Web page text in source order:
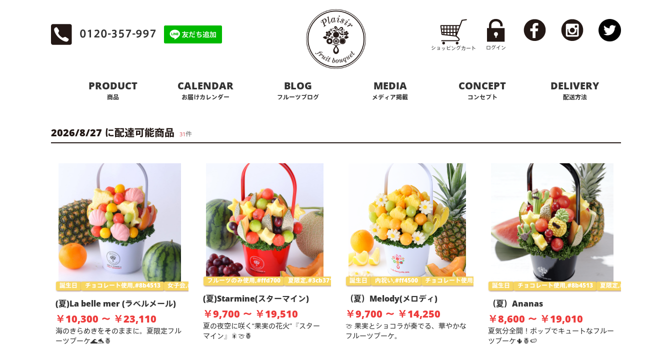
0120-357-997
ショッピングカート ログイン
PRODUCT
商品
CALENDAR
お届けカレンダー
BLOG
フルーツブログ
MEDIA
メディア掲載
CONCEPT
コンセプト
DELIVERY
配送方法
2026/8/27 に配達可能商品 31件
誕生日 チョコレート使用,#8b4513 女子会,#ff69b4 夏限定,#3cb371
(夏)La belle mer (ラベルメール)
￥10,300 ～ ￥23,110
海のきらめきをそのままに。夏限定フル
ーツブーケ🌊🐬🍍
フルーツのみ使用,#ffd700 夏限定,#3cb371
(夏)Starmine(スターマイン)
￥9,700 ～ ￥19,510
夏の夜空に咲く“果実の花火”『スター
マイン』🎇🍈🍍
誕生日 内祝い,#ff4500 チョコレート使用,#8b4513 女子会,#ff69b4 夏限定,#3cb371
（夏）Melody(メロディ)
￥9,700 ～ ￥14,250
🍈 果実とショコラが奏でる、華やかな
フルーツブーケ。
誕生日 チョコレート使用,#8b4513 夏限定,#3cb371
（夏）Ananas
￥8,600 ～ ￥19,010
夏気分全開！ポップでキュートなフルー
ツブーケ🌵🍍🍉